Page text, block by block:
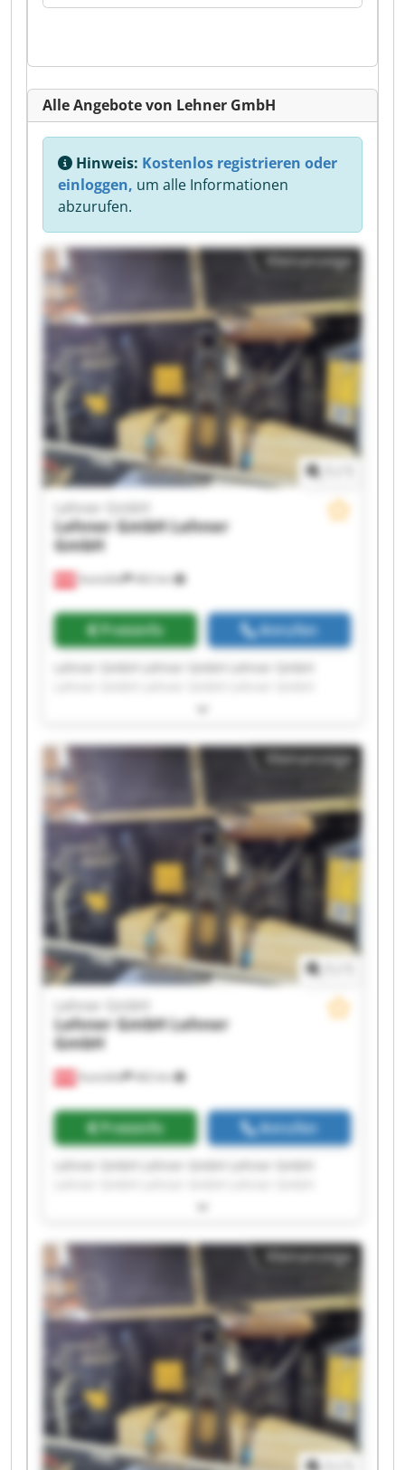
Alle Angebote von Lehner GmbH
Hinweis: Kostenlos registrieren oder
einloggen, um alle Informationen
abzurufen.
Kleinanzeige
462 km
Lehner GmbH
Lehner GmbHLehner
GmbH
Preisinfo Anrufen
Lehner GmbH Lehner GmbH Lehner GmbH
Lehner GmbH Lehner GmbH Lehner GmbH
Lehner GmbH Lehner GmbH Lehner GmbH
Lehner GmbH Lehner GmbH Lehner GmbH
Lehner GmbH Lehner GmbH
Kleinanzeige
462 km
Lehner GmbH
Lehner GmbHLehner
GmbH
Preisinfo Anrufen
Lehner GmbH Lehner GmbH Lehner GmbH
Lehner GmbH Lehner GmbH Lehner GmbH
Lehner GmbH Lehner GmbH Lehner GmbH
Lehner GmbH Lehner GmbH Lehner GmbH
Lehner GmbH Lehner GmbH
Kleinanzeige